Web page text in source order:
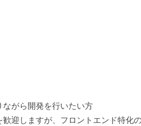
がら開発を行いたい方
迎しますが、フロントエンド特化